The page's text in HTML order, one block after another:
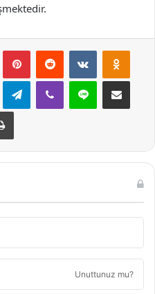
PinterestReddit VKontakte
TelegramViber Line E-Posta ile
Yazdır
Unuttunuz mu?